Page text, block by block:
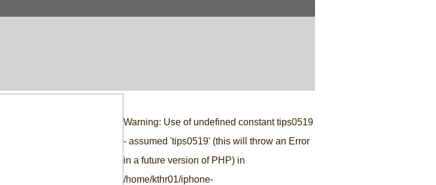
Warning: Use of undefined constant tips0519
- assumed 'tips0519' (this will throw an Error
in a future version of PHP) in
/home/kthr01/iphone-